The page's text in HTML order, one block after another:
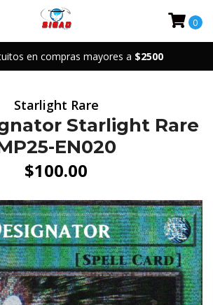
en compras mayores a $2500
0
Starlight Rare
Starlight Rare
EN020
$100.00